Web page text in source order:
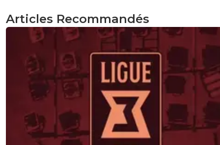
Articles Recommandés